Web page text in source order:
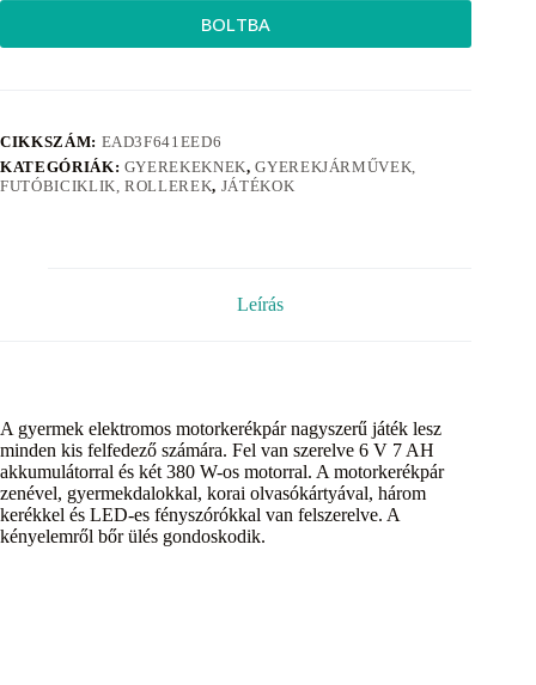
BOLTBA
CIKKSZÁM: EAD3F641EED6
KATEGÓRIÁK: GYEREKEKNEK,GYEREKJÁRMŰVEK,
FUTÓBICIKLIK, ROLLEREK, JÁTÉKOK
Leírás
A gyermek elektromos motorkerékpár nagyszerű játék lesz
minden kis felfedező számára. Fel van szerelve 6 V 7 AH
akkumulátorral és két 380 W-os motorral. A motorkerékpár
zenével, gyermekdalokkal, korai olvasókártyával, három
kerékkel és LED-es fényszórókkal van felszerelve. A
kényelemről bőr ülés gondoskodik.